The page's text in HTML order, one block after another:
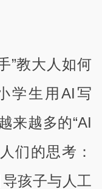
”教大人如何
学生用AI写
来越多的“AI
们的思考：
孩子与人工